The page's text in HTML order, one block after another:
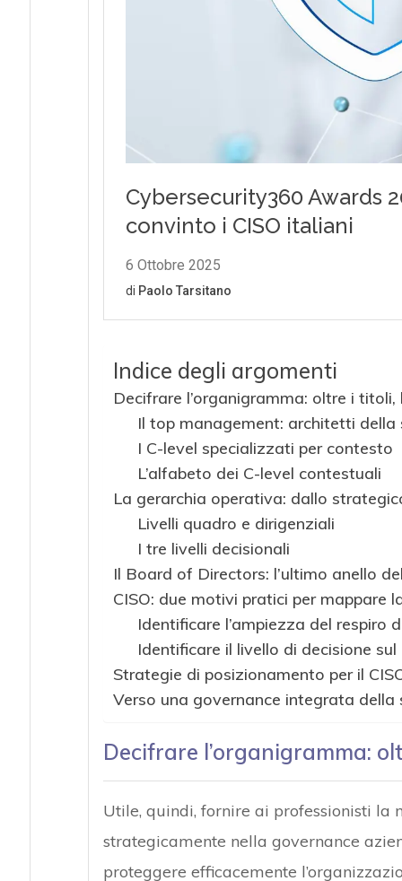
Indice degli argomenti
Decifrare l’organigramma: oltre i titoli,
Il top management: architetti
I C-level specializzati per contesto
L’alfabeto dei C-level contestuali
La gerarchia operativa: dallo
Livelli quadro e dirigenziali
I tre livelli decisionali
Il Board of Directors: l’ultimo anello
CISO: due motivi pratici per mappare
Identificare l’ampiezza del respiro
Identificare il livello di decisione
Strategie di posizionamento per il
Verso una governance integrata della
Decifrare l’organigramma:
Utile, quindi, fornire ai professionisti la
strategicamente nella governance
proteggere efficacemente